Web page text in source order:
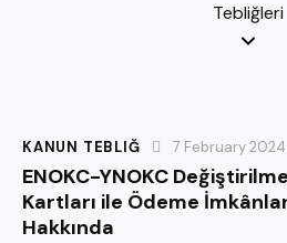
Tebliğleri
KANUN TEBLIĞ 7 February 2024
ENOKC-YNOKC
Kartları ile Ödeme
Hakkında